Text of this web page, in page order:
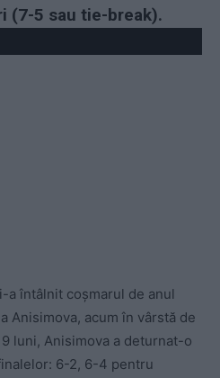
(7-5 sau tie-break).
a întâlnit coșmarul de anul
Anisimova, acum în vârstă de
9 luni, Anisimova a deturnat-o
6-2, 6-4 pentru